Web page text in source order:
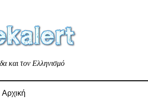
και τον Ελληνισμό
Αρχική